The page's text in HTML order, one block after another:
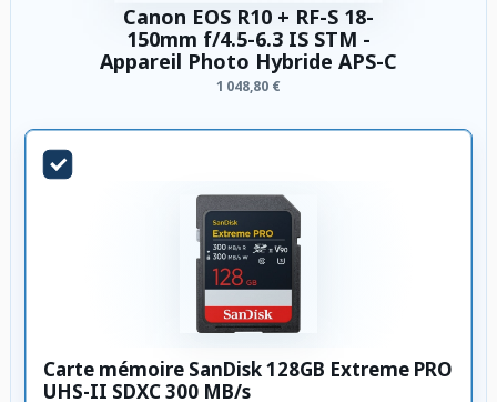
Canon EOS R10 + RF-S 18-
150mm f/4.5-6.3 IS STM -
Appareil Photo Hybride APS-C
1 048,80 €
Carte mémoire SanDisk 128GB Extreme PRO
UHS-II SDXC 300 MB/s